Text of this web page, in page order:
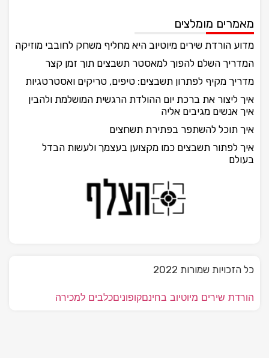
מאמרים מומלצים
מדוע הורדת שירים מיוטיוב היא מחליף משחק לחובבי מוזיקה
המדריך השלם להפוך למאסטר תשבצים תוך זמן קצר
מדריך מקיף לפתרון תשבצים: טיפים, טריקים ואסטרטגיות
איך ליצור את ברכת יום ההולדת הרגשית המושלמת ולהבין
איך אנשים מגיבים אליה
איך תוכל להשתפר בפתירת תשחצים
איך לפתור תשבצים כמו מקצוען בעצמך ולעשות הבדל
בעולם
כל הזכויות שמורות 2022
הורדת שירים מיוטיוב בחינםקופוניםכלבים למכירה